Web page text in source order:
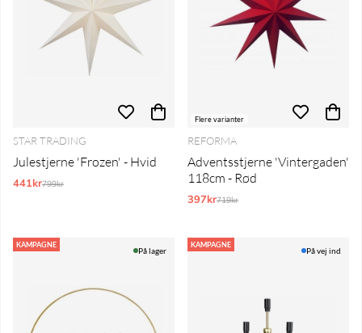
STAR TRADING
Julestjerne 'Frozen' - Hvid
441krNormalpris:
799kr
Flere varianter
REFORMA
Adventsstjerne 'Vintergaden'
118cm - Rød
397krNormalpris:
719kr
KAMPAGNE
På lager
KAMPAGNE
På vej ind